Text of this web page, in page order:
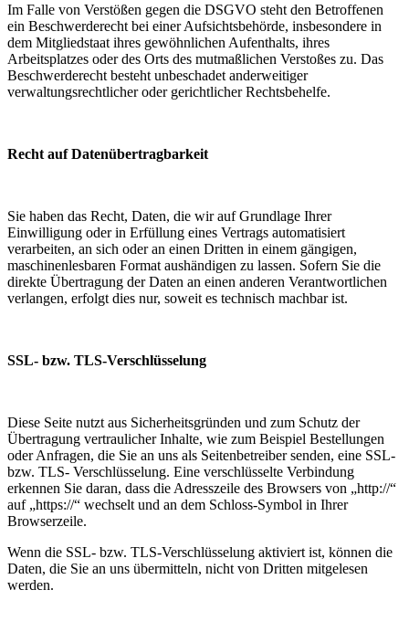
Im Falle von Verstößen gegen die DSGVO steht den Betroffenen
ein Beschwerderecht bei einer Aufsichtsbehörde, insbesondere in
dem Mitgliedstaat ihres gewöhnlichen Aufenthalts, ihres
Arbeitsplatzes oder des Orts des mutmaßlichen Verstoßes zu. Das
Beschwerderecht besteht unbeschadet anderweitiger
verwaltungsrechtlicher oder gerichtlicher Rechtsbehelfe.
Recht auf Datenübertragbarkeit
Sie haben das Recht, Daten, die wir auf Grundlage Ihrer
Einwilligung oder in Erfüllung eines Vertrags automatisiert
verarbeiten, an sich oder an einen Dritten in einem gängigen,
maschinenlesbaren Format aushändigen zu lassen. Sofern Sie die
direkte Übertragung der Daten an einen anderen Verantwortlichen
verlangen, erfolgt dies nur, soweit es technisch machbar ist.
SSL- bzw. TLS-Verschlüsselung
Diese Seite nutzt aus Sicherheitsgründen und zum Schutz der
Übertragung vertraulicher Inhalte, wie zum Beispiel Bestellungen
oder Anfragen, die Sie an uns als Seitenbetreiber senden, eine SSL-
bzw. TLS- Verschlüsselung. Eine verschlüsselte Verbindung
erkennen Sie daran, dass die Adresszeile des Browsers von „http://“
auf „https://“ wechselt und an dem Schloss-Symbol in Ihrer
Browserzeile.
Wenn die SSL- bzw. TLS-Verschlüsselung aktiviert ist, können die
Daten, die Sie an uns übermitteln, nicht von Dritten mitgelesen
werden.